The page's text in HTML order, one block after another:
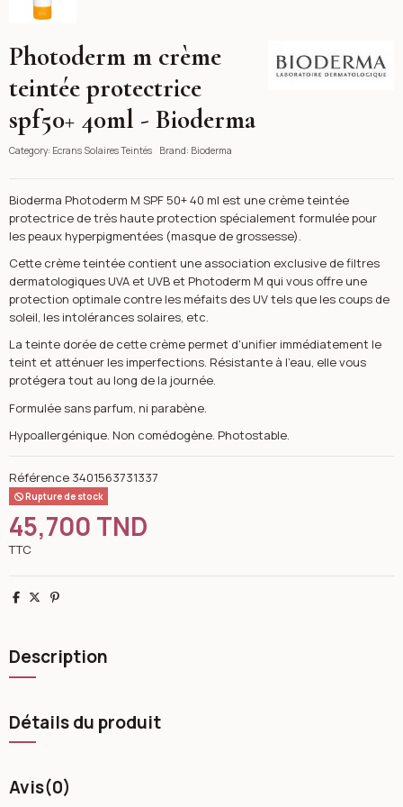
Photoderm m crème
teintée protectrice
spf50+ 40ml - Bioderma
Category: Ecrans Solaires Teintés Brand: Bioderma
Bioderma Photoderm M SPF 50+ 40 ml est une crème teintée
protectrice de très haute protection spécialement formulée pour
les peaux hyperpigmentées (masque de grossesse).
Cette crème teintée contient une association exclusive de filtres
dermatologiques UVA et UVB et Photoderm M qui vous offre une
protection optimale contre les méfaits des UV tels que les coups de
soleil, les intolérances solaires, etc.
La teinte dorée de cette crème permet d'unifier immédiatement le
teint et atténuer les imperfections. Résistante à l'eau, elle vous
protégera tout au long de la journée.
Formulée sans parfum, ni parabène.
Hypoallergénique. Non comédogène. Photostable.
Référence 3401563731337
Rupture de stock
45,700 TND
TTC
Partager
TweetPinterest
Description
Détails du produit
Avis(0)